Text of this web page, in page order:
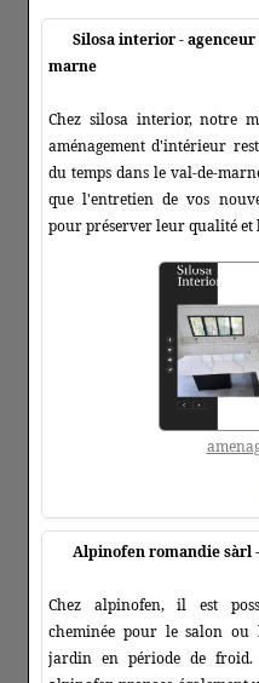
Silosa interior -
marne
Chez silosa interior, notre
aménagement d'intérieur
du temps dans le val-de-
que l'entretien de vos
pour préserver leur qualité et
Alpinofen romandie sàrl
Chez alpinofen, il est
cheminée pour le salon
jardin en période de froid.